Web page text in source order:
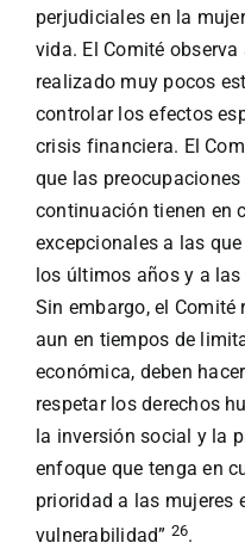
perjudiciales en la
vida. El Comité
realizado muy pocos
controlar los efectos
crisis financiera. El
que las preocupaciones
continuación tienen en
excepcionales a las
los últimos años y a
Sin embargo, el Comité
aun en tiempos de
económica, deben
respetar los derechos
la inversión social y la
enfoque que tenga en
prioridad a las mujeres
vulnerabilidad” 26.